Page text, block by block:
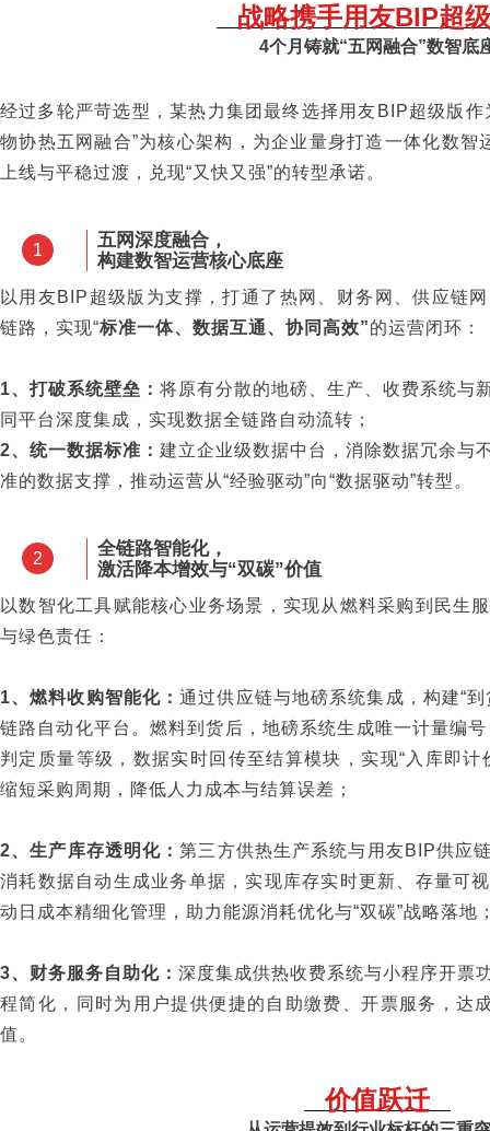
战略携手用友BIP超
4个月铸就“五网融合”数智底
经过多轮严苛选型，某热力集团最终选择用友BIP超级版
物协热五网融合”为核心架构，为企业量身打造一体化数
上线与平稳过渡，兑现“又快又强”的转型承诺。
1
五网深度融合，
构建数智运营核心底座
以用友BIP超级版为支撑，打通了热网、财务网、供应链
链路，实现“标准一体、数据互通、协同高效”的运营闭环：
1、打破系统壁垒： 将原有分散的地磅、生产、收费系统与
同平台深度集成，实现数据全链路自动流转；
2、统一数据标准： 建立企业级数据中台，消除数据冗余与
准的数据支撑，推动运营从“经验驱动”向“数据驱动”转型。
2
全链路智能化，
激活降本增效与“双碳”价值
以数智化工具赋能核心业务场景，实现从燃料采购到民生
与绿色责任：
1、燃料收购智能化：通过供应链与地磅系统集成，构建“
链路自动化平台。燃料到货后，地磅系统生成唯一计量编
判定质量等级，数据实时回传至结算模块，实现“入库即
缩短采购周期，降低人力成本与结算误差；
2、生产库存透明化：第三方供热生产系统与用友BIP供应
消耗数据自动生成业务单据，实现库存实时更新、存量可
动日成本精细化管理，助力能源消耗优化与“双碳”战略落地
3、财务服务自助化： 深度集成供热收费系统与小程序开票
程简化，同时为用户提供便捷的自助缴费、开票服务，达
值。
价值跃迁